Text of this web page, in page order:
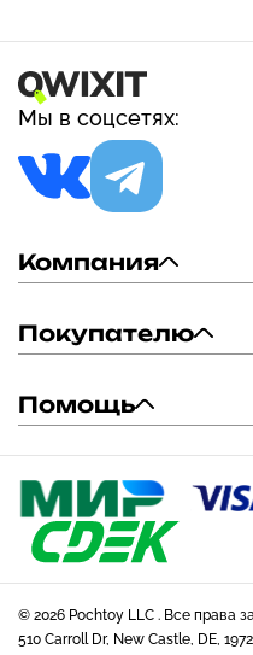
Мы в соцсетях:
Компания
Покупателю
Помощь
© 2026 Pochtoy LLC . Все права
510 Carroll Dr, New Castle, DE,